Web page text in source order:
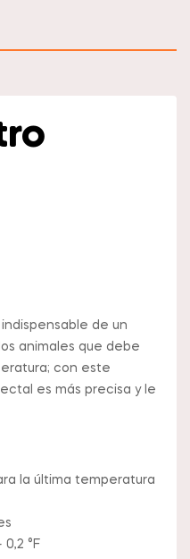
de un
animales que debe
con este
es más precisa y le
la última temperatura
°F